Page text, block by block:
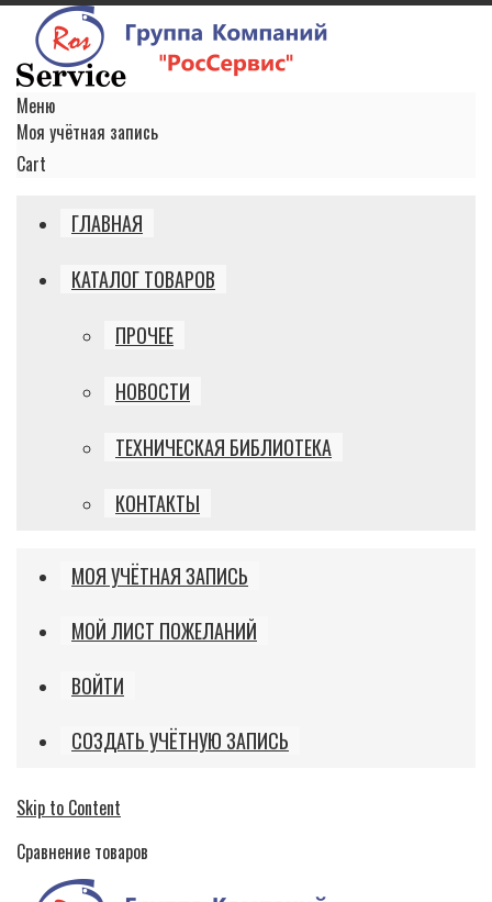
Меню
Моя учётная запись
Cart
ГЛАВНАЯ
КАТАЛОГ ТОВАРОВ
ПРОЧЕЕ
НОВОСТИ
ТЕХНИЧЕСКАЯ БИБЛИОТЕКА
КОНТАКТЫ
МОЯ УЧЁТНАЯ ЗАПИСЬ
МОЙ ЛИСТ ПОЖЕЛАНИЙ
ВОЙТИ
СОЗДАТЬ УЧЁТНУЮ ЗАПИСЬ
Skip to Content
Сравнение товаров